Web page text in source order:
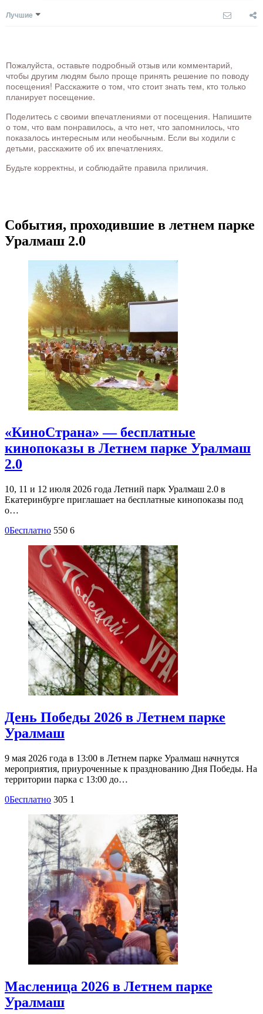
Лучшие
Пожалуйста, оставьте подробный отзыв или комментарий,
чтобы другим людям было проще принять решение по поводу
посещения! Расскажите о том, что стоит знать тем, кто только
планирует посещение.
Поделитесь с своими впечатлениями от посещения. Напишите
о том, что вам понравилось, а что нет, что запомнилось, что
показалось интересным или необычным. Если вы ходили с
детьми, расскажите об их впечатлениях.
Будьте корректны, и соблюдайте правила приличия.
События, проходившие в летнем парке
Уралмаш 2.0
«КиноСтрана» — бесплатные
кинопоказы в Летнем парке Уралмаш
2.0
10, 11 и 12 июля 2026 года Летний парк Уралмаш 2.0 в
Екатеринбурге приглашает на бесплатные кинопоказы под
о…
0Бесплатно 550 6
День Победы 2026 в Летнем парке
Уралмаш
9 мая 2026 года в 13:00 в Летнем парке Уралмаш начнутся
мероприятия, приуроченные к празднованию Дня Победы. На
территории парка с 13:00 до…
0Бесплатно 305 1
Масленица 2026 в Летнем парке
Уралмаш